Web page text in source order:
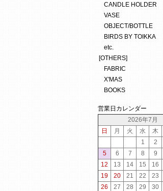
CANDLE HOLDER
VASE
OBJECT/BOTTLE
BIRDS BY TOIKKA
etc.
[OTHERS]
FABRIC
X'MAS
BOOKS
営業日カレンダー
2026年7月
日
月 火 水 木
1
2
5
6 7 8 9
12
13 14 15 16
19
20 21 22 23
26
27 28 29 30